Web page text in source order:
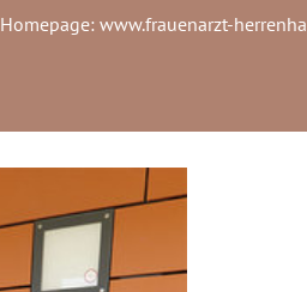
Homepage: www.frauenarzt-